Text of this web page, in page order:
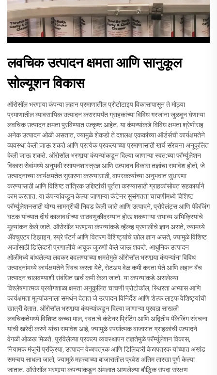
लवचिक उत्पादन क्षमता आणि सानुकूल
सोल्यूशन विकास
ऑरोसॉल भरणार्‍या कंपन्या लहान प्रमाणातील प्रोटोटाइप विकासापासून ते मोठ्या
प्रमाणातील व्यावसायिक उत्पादन करारापर्यंत ग्राहकांच्या विविध गरजांना जुळवून घेणाऱ्या
लवचिक उत्पादन क्षमता पुरविण्यात उत्कृष्ट आहेत. या कंपन्यांकडे विविध क्षमता श्रेणीसह
अनेक उत्पादन ओळी असतात, ज्यामुळे शेकडो ते दशलक्ष एककांच्या ऑर्डर्सची कार्यक्षमतेने
व्यवस्था केली जाऊ शकते आणि प्रत्येक प्रकल्पाच्या प्रमाणासाठी खर्च संरचना अनुकूलित
केली जाऊ शकते. ऑरोसॉल भरणार्‍या कंपन्यांकडून दिल्या जाणाऱ्या स्वत:च्या फॉर्म्युलेशन
विकास सेवांमध्ये अनुभवी रसायनशास्त्रज्ञ आणि उत्पादन विकास तज्ञांचा समावेश होतो, जे
उत्पादनाच्या कार्यक्षमतेत सुधारणा करण्यासाठी, वापरकर्त्याच्या अनुभवात सुधारणा
करण्यासाठी आणि विशिष्ट तांत्रिक उद्दिष्टांची पूर्तता करण्यासाठी ग्राहकांसोबत सहकार्याने
काम करतात. या कंपन्यांकडून केल्या जाणाऱ्या कंटेनर सुसंगतता चाचणीमध्ये विशिष्ट
फॉर्म्युलेशनसाठी योग्य सामग्रीची निवड केली जाते आणि उत्पादने, प्रोपेलंट्स आणि पॅकेजिंग
घटक यांच्यात दीर्घ कालावधीच्या साठवणुकीदरम्यान होऊ शकणाऱ्या संभाव्य अभिक्रियांचे
मूल्यांकन केले जाते. ऑरोसॉल भरणार्‍या कंपन्यांकडे व्हॅल्व्ह प्रणालीचे ज्ञान असते, ज्यामध्ये
अ‍ॅक्चुएटर डिझाइन, स्प्रे पॅटर्न आणि वितरण वैशिष्ट्यांचे खोल ज्ञान असते, ज्यामुळे विशिष्ट
अर्जांसाठी डिलिव्हरी प्रणालीचे अचूक जुळणी केले जाऊ शकते. आधुनिक उत्पादन
ओळींमध्ये बांधलेल्या लवकर बदलण्याच्या क्षमतेमुळे ऑरोसॉल भरणार्‍या कंपन्यांना विविध
उत्पादनांमध्ये कार्यक्षमतेने स्विच करता येते, सेटअप वेळ कमी करता येते आणि लहान बॅच
उत्पादन चालवण्याशी संबंधित खर्च कमी केला जातो. या कंपन्यांकडे असलेल्या
विश्लेषणात्मक प्रयोगशाळा क्षमता अनुकूलित चाचणी प्रोटोकॉल, स्थिरता अभ्यास आणि
कार्यक्षमता मूल्यांकनाला समर्थन देतात जे उत्पादन विनिर्देश आणि शेल्फ लाइफ वैशिष्ट्यांची
खात्री देतात. ऑरोसॉल भरणार्‍या कंपन्यांकडून दिल्या जाणाऱ्या पुरवठा साखळी
लवचिकतेमध्ये विशिष्ट कच्चा माल, स्वत:चे कंटेनर प्रिंटिंग आणि अद्वितीय पॅकेजिंग संरचना
यांची खरेदी करणे यांचा समावेश आहे, ज्यामुळे स्पर्धात्मक बाजारात ग्राहकांची उत्पादने
वेगळी ओळख मिळते. पुरविलेल्या प्रकल्प व्यवस्थापन तज्ञतेमुळे फॉर्म्युलेशन विकास,
नियामक मंजुरी प्रक्रिया, उत्पादन वेळापत्रक आणि डिलिव्हरी वेळापत्रक यांच्यात अखंड
समन्वय साधला जातो, ज्यामुळे महत्त्वाच्या बाजारातील प्रवेश अंतिम तारखा पूर्ण केल्या
जातात. ऑरोसॉल भरणार्‍या कंपन्यांकडून अंमलात आणलेल्या बौद्धिक संपदा संरक्षण